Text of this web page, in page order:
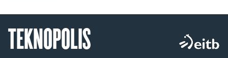
TEKNOPOLIS